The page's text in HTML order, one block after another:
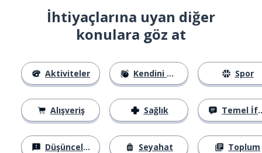
İhtiyaçlarına uyan diğer
konulara göz at
Aktiviteler
Alışveriş
Düşünceler
Kendini Tanıtma
Sağlık
Seyahat
Spor
Temel İfadeler
Toplum